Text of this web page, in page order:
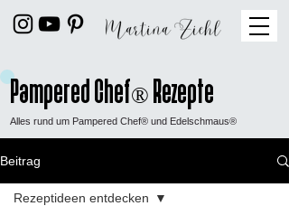
Alles rund um Pampered Chef® und Edelschmaus®
Pampered Chef® Rezepte
Beitrag
Rezeptideen entdecken